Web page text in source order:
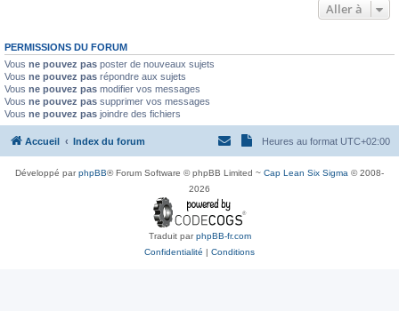
Aller à
PERMISSIONS DU FORUM
Vous ne pouvez pas poster de nouveaux sujets
Vous ne pouvez pas répondre aux sujets
Vous ne pouvez pas modifier vos messages
Vous ne pouvez pas supprimer vos messages
Vous ne pouvez pas joindre des fichiers
Accueil Index du forum Heures au format UTC+02:00
Développé parphpBB® Forum Software © phpBB Limited ~ Cap Lean Six Sigma © 2008-
2026
Traduit parphpBB-fr.com
Confidentialité | Conditions